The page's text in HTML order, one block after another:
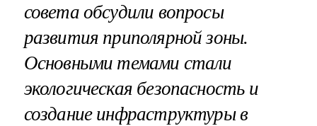
совета обсудили вопросы
развития приполярной зоны.
Основными темами стали
экологическая безопасность и
создание инфраструктуры в